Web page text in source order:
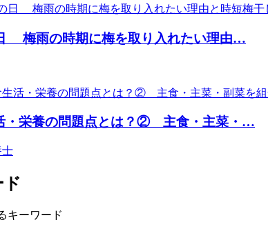
梅雨の時期に梅を取り入れたい理由…
・栄養の問題点とは？② 主食・主菜・…
士
キーワード